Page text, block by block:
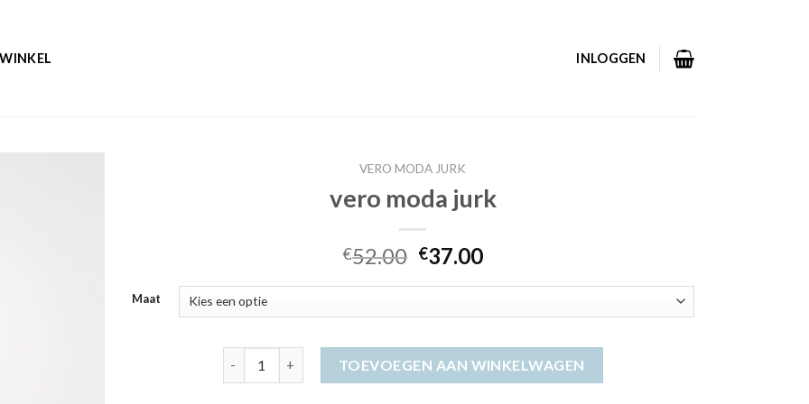
WINKEL INLOGGEN
VERO MODA JURK
vero moda jurk
€52.00 €37.00
Maat
TOEVOEGEN AAN WINKELWAGEN